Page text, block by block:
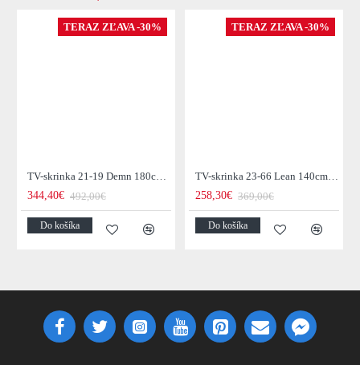
TERAZ ZĽAVA -30%
TV-skrinka 21-19 Demn 180cm Drevo Acacia
344,40€ 492,00€
Do košíka
TERAZ ZĽAVA -30%
TV-skrinka 23-66 Lean 140cm Drevo Acacia
258,30€ 369,00€
Do košíka